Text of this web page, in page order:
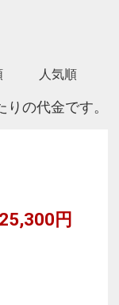
人気順
の代金です。
円